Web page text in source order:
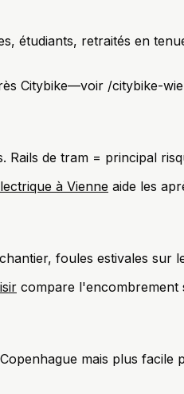
étudiants, retraités en
Citybike—voir /citybike-
de tram = principal
à Vienne aide les
foules estivales sur
compare l'encombrement
mais plus